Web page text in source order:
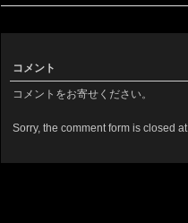
コメント
コメントをお寄せください。
Sorry, the comment form is closed